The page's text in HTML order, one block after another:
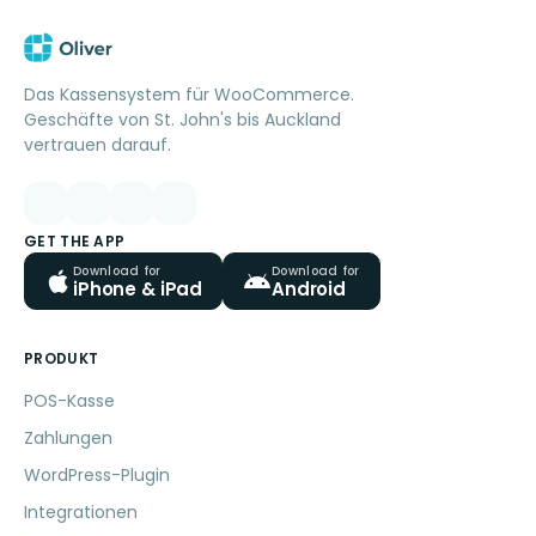
Das Kassensystem für WooCommerce.
Geschäfte von St. John's bis Auckland
vertrauen darauf.
GET THE APP
Download for
iPhone & iPad
Download for
Android
PRODUKT
POS-Kasse
Zahlungen
WordPress-Plugin
Integrationen